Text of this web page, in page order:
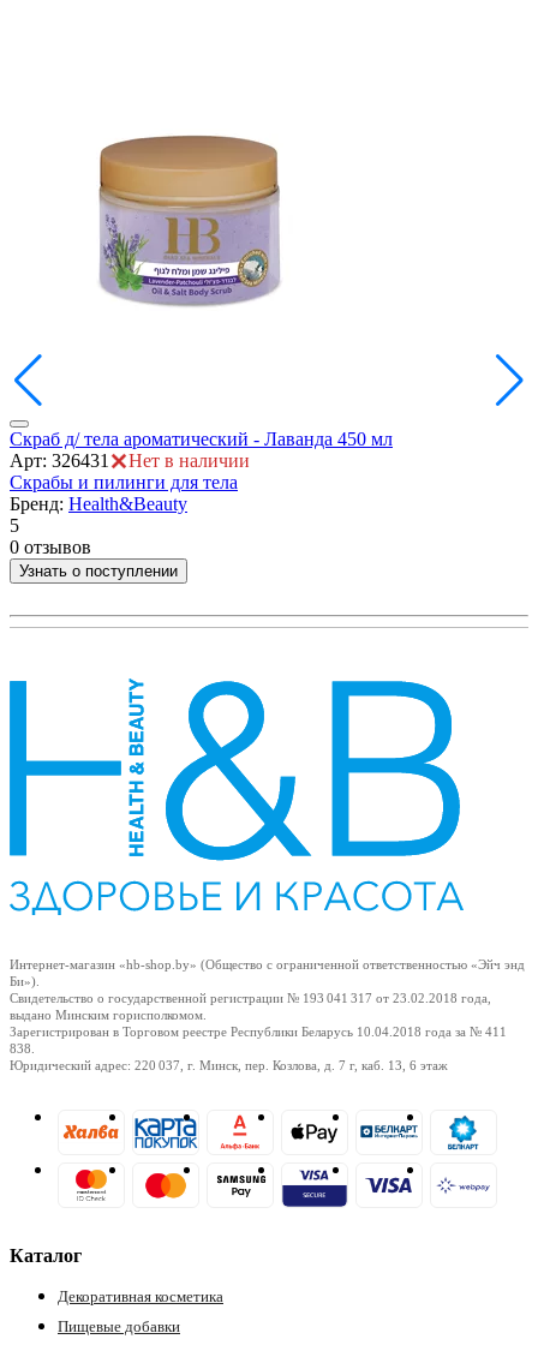
Скраб д/ тела ароматический - Лаванда 450 мл
Арт: 326431
Нет в наличии
Скрабы и пилинги для тела
Бренд: Health&Beauty
5
0 отзывов
Узнать о поступлении
Интернет-магазин «hb-shop.by» (Общество с ограниченной ответственностью «Эйч энд
Би»).
Свидетельство о государственной регистрации № 193 041 317 от 23.02.2018 года,
выдано Минским горисполкомом.
Зарегистрирован в Торговом реестре Республики Беларусь 10.04.2018 года за № 411
838.
Юридический адрес: 220 037, г. Минск, пер. Козлова, д. 7 г, каб. 13, 6 этаж
Каталог
Декоративная косметика
Пищевые добавки